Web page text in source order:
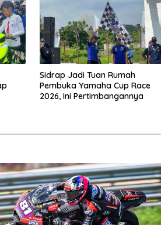
Sidrap Jadi Tuan Rumah
Pembuka Yamaha Cup Race
2026, Ini Pertimbangannya